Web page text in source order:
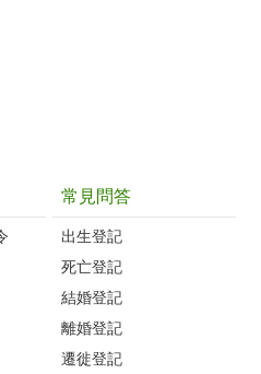
常見問答
出生登記
死亡登記
結婚登記
離婚登記
遷徙登記